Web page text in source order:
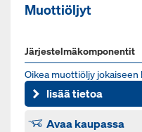
Muottiöljyt
Järjestelmäkomponentit
Oi­kea muot­tiöl­jy
lisää tietoa
Avaa kaupassa